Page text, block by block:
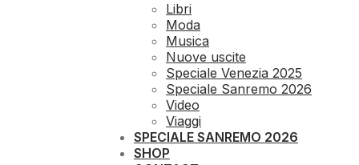
Libri
Moda
Musica
Nuove uscite
Speciale Venezia 2025
Speciale Sanremo 2026
Video
Viaggi
SPECIALE SANREMO 2026
SHOP